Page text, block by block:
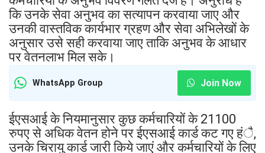
कि उनके सेवा अनुभव का सत्यापन करवाया जाए और
उनकी वास्तविक कार्यभार ग्रहण और सेवा अभिलेखों के
अनुसार उसे सही करवाया जाए ताकि अनुभव के आधार
पर वेतनलाभ मिल सके।
WhatsApp Group Join Now
ईएसआई के नियमानुसार कुछ कर्मचारियों के 21100
रुपए से अधिक वेतन होने पर ईएसआई कार्ड कट गए हंै,
उनके चिरायु कार्ड जारी किये जाएं और कर्मचारियों के लिए